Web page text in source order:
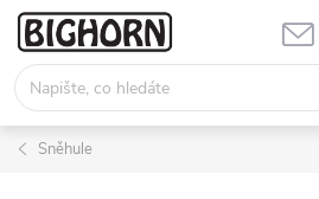
Přejít
obsah
Sněhule